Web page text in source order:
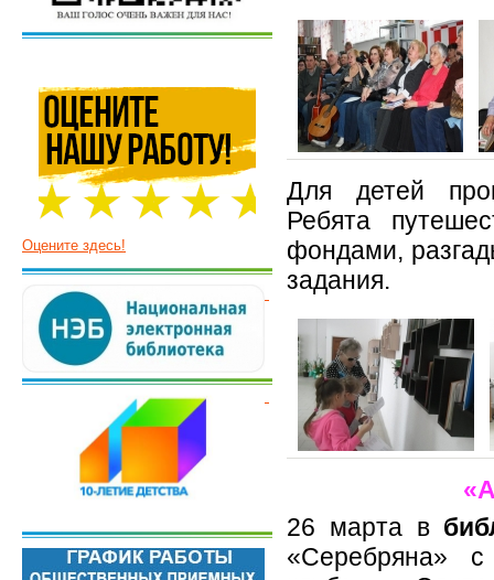
Для детей
Ребята
фондами,
задания.
26 марта в
«Серебряна» с
Оцените здесь!